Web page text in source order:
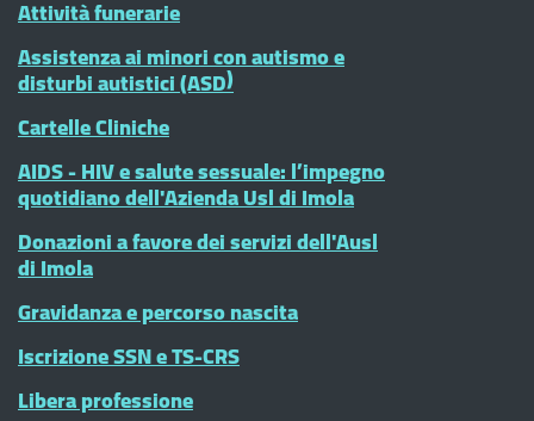
Attività funerarie
Assistenza ai minori con autismo e
disturbi autistici (ASD)
Cartelle Cliniche
AIDS - HIV e salute sessuale: l’impegno
quotidiano dell'Azienda Usl di Imola
Donazioni a favore dei servizi dell'Ausl
di Imola
Gravidanza e percorso nascita
Iscrizione SSN e TS-CRS
Libera professione